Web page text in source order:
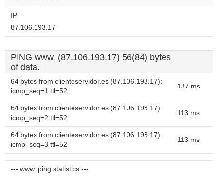
IP:
87.106.193.17
PING www. (87.106.193.17) 56(84) bytes
of data.
64 bytes from clienteservidor.es (87.106.193.17):
icmp_seq=1 ttl=52
187 ms
64 bytes from clienteservidor.es (87.106.193.17):
icmp_seq=2 ttl=52
113 ms
64 bytes from clienteservidor.es (87.106.193.17):
icmp_seq=3 ttl=52
113 ms
--- www. ping statistics ---